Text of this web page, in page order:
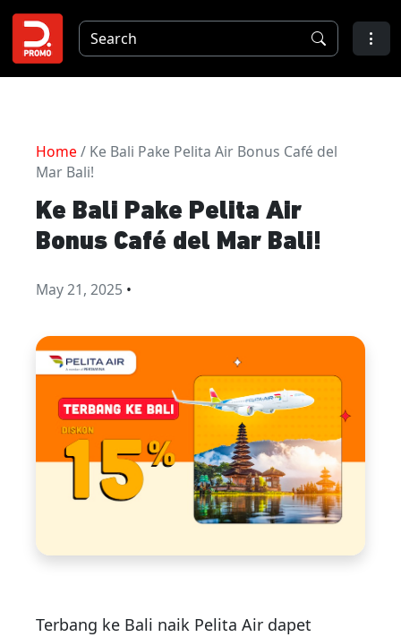
Home / Ke Bali Pake Pelita Air Bonus Café del
Mar Bali!
Ke Bali Pake Pelita Air
Bonus Café del Mar Bali!
May 21, 2025 •
Terbang ke Bali naik Pelita Air dapet